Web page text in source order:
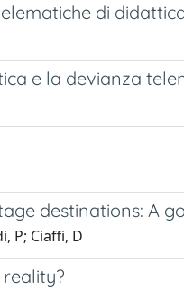
di
e la devianza
destinations: A
P; Ciaffi, D